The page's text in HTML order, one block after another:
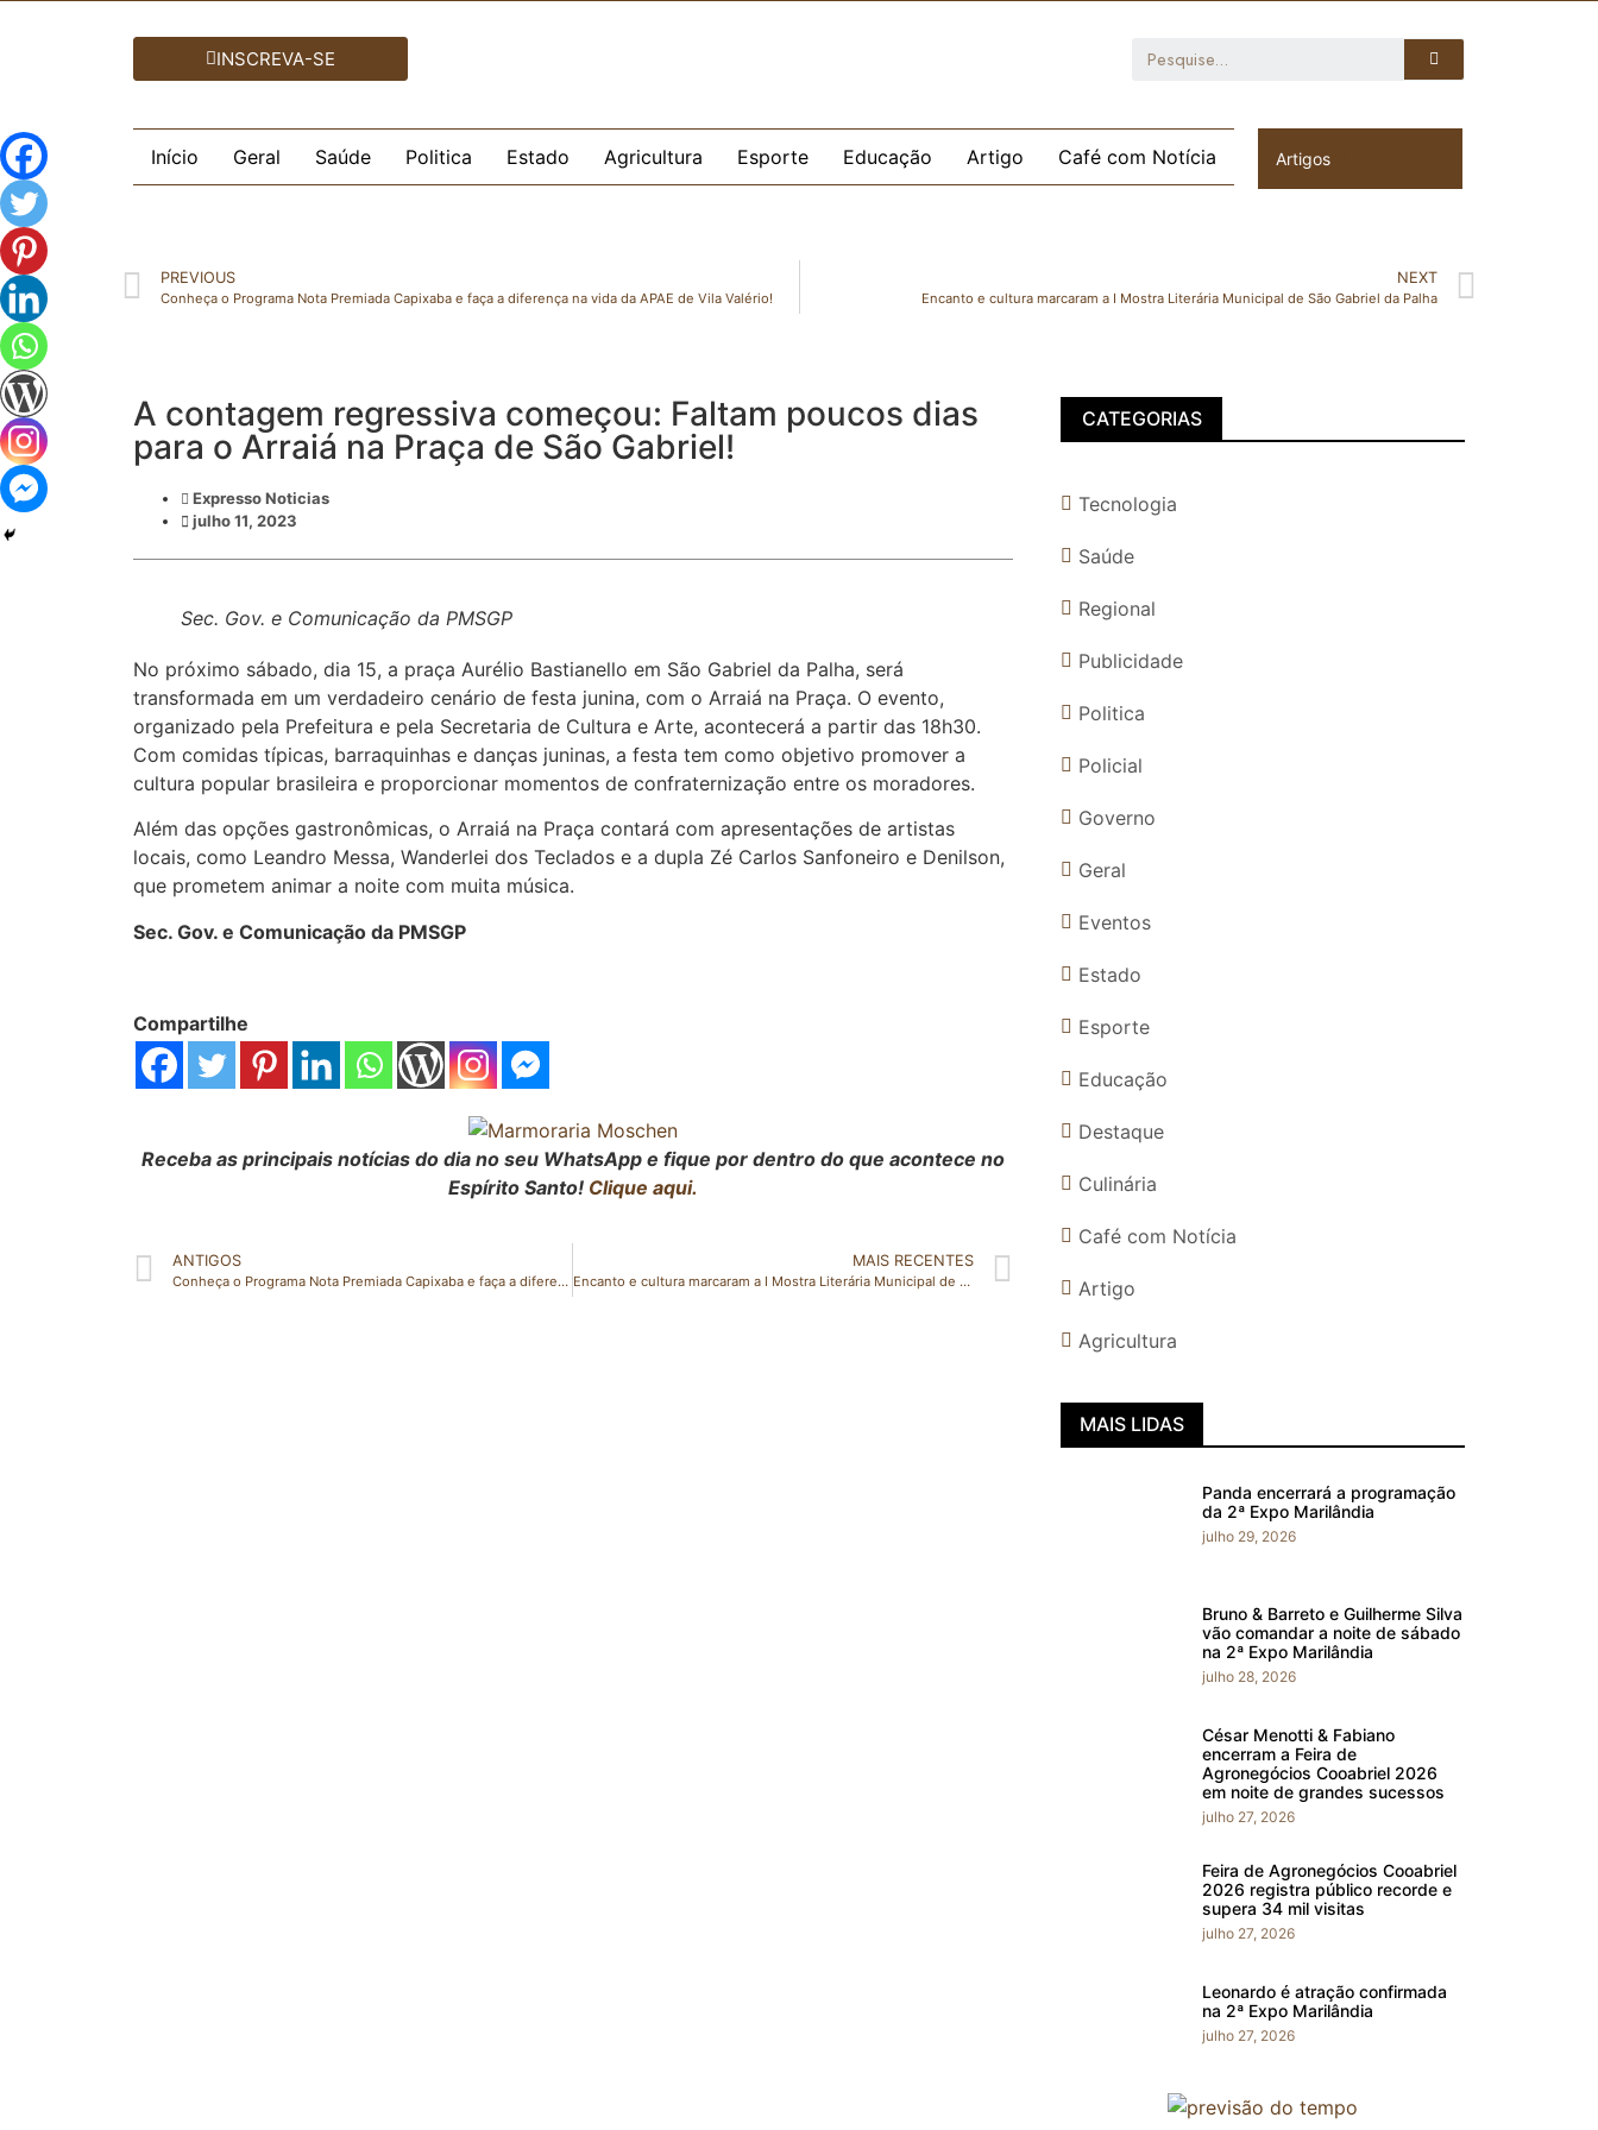
INSCREVA-SE
Início Geral Saúde Politica Estado Agricultura Esporte Educação Artigo Café com Notícia Artigos
PREVIOUS
Conheça o Programa Nota Premiada Capixaba e faça a diferença na vida da APAE de Vila Valério!
NEXT
Encanto e cultura marcaram a I Mostra Literária Municipal de São Gabriel da Palha
A contagem regressiva começou: Faltam poucos dias
para o Arraiá na Praça de São Gabriel!
Expresso Noticias
julho 11, 2023
Sec. Gov. e Comunicação da PMSGP
No próximo sábado, dia 15, a praça Aurélio Bastianello em São Gabriel da Palha, será
transformada em um verdadeiro cenário de festa junina, com o Arraiá na Praça. O evento,
organizado pela Prefeitura e pela Secretaria de Cultura e Arte, acontecerá a partir das 18h30.
Com comidas típicas, barraquinhas e danças juninas, a festa tem como objetivo promover a
cultura popular brasileira e proporcionar momentos de confraternização entre os moradores.
Além das opções gastronômicas, o Arraiá na Praça contará com apresentações de artistas
locais, como Leandro Messa, Wanderlei dos Teclados e a dupla Zé Carlos Sanfoneiro e Denilson,
que prometem animar a noite com muita música.
Sec. Gov. e Comunicação da PMSGP
Compartilhe
Receba as principais notícias do dia no seu WhatsApp e fique por dentro do que acontece no
Espírito Santo! Clique aqui.
ANTIGOS
Conheça o Programa Nota Premiada Capixaba e faça a diferença na vida da APAE de Vila Valério!
MAIS RECENTES
Encanto e cultura marcaram a I Mostra Literária Municipal de São Gabriel da Palha
CATEGORIAS
Tecnologia
Saúde
Regional
Publicidade
Politica
Policial
Governo
Geral
Eventos
Estado
Esporte
Educação
Destaque
Culinária
Café com Notícia
Artigo
Agricultura
MAIS LIDAS
Panda encerrará a programação
da 2ª Expo Marilândia
julho 29, 2026
Bruno & Barreto e Guilherme Silva
vão comandar a noite de sábado
na 2ª Expo Marilândia
julho 28, 2026
César Menotti & Fabiano
encerram a Feira de
Agronegócios Cooabriel 2026
em noite de grandes sucessos
julho 27, 2026
Feira de Agronegócios Cooabriel
2026 registra público recorde e
supera 34 mil visitas
julho 27, 2026
Leonardo é atração confirmada
na 2ª Expo Marilândia
julho 27, 2026